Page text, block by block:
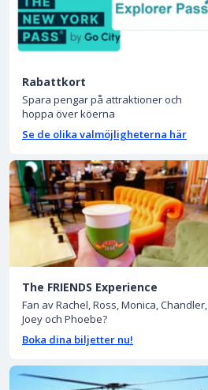
Rabattkort
Spara pengar på attraktioner och
hoppa över köerna
Se de olika valmöjligheterna här
The FRIENDS Experience
Fan av Rachel, Ross, Monica, Chandler,
Joey och Phoebe?
Boka dina biljetter nu!